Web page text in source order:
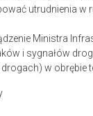
utrudnienia w
Ministra
i sygnałów
w